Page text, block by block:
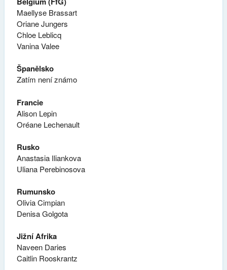
Maellyse Brassart
Oriane Jungers
Chloe Leblicq
Vanina Valee
Španělsko
Zatím není známo
Francie
Alison Lepin
Oréane Lechenault
Rusko
Anastasia Iliankova
Uliana Perebinosova
Rumunsko
Olivia Cimpian
Denisa Golgota
Jižní Afrika
Naveen Daries
Caitlin Rooskrantz